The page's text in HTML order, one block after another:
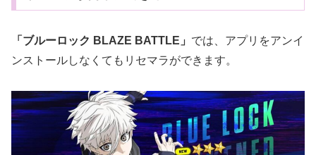
「ブルーロック BLAZE BATTLE」 では、アプリをアンイ
ンストールしなくてもリセマラができます。